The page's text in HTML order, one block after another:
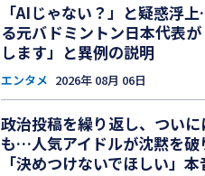
「AIじゃない？」と疑惑浮
る元バドミントン日本代表
します」と異例の説明
エンタメ 2026年 08月 06日
政治投稿を繰り返し、つい
も…人気アイドルが沈黙を破
「決めつけないでほしい」本